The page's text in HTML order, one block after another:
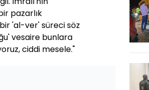
pazarlık
bir 'al-ver' süreci söz
vesaire bunlara
ciddi mesele."